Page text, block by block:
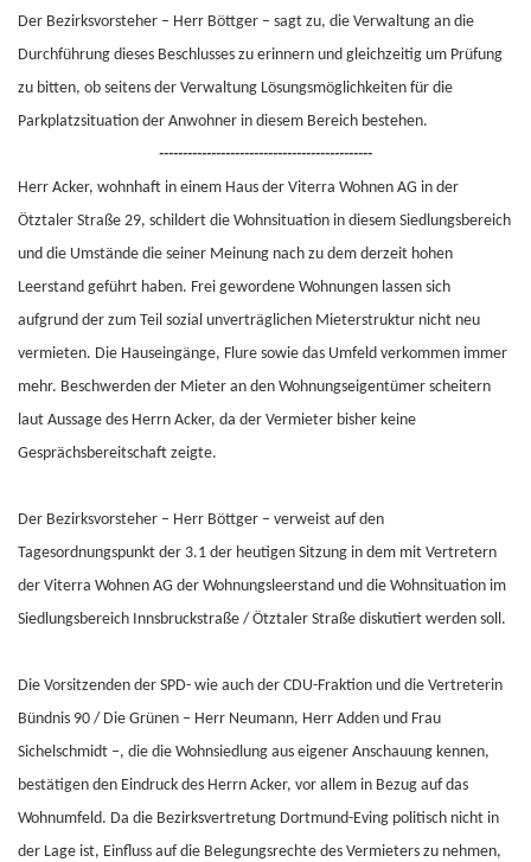
Der Bezirksvorsteher – Herr Böttger – sagt zu, die Verwaltung an die
Durchführung dieses Beschlusses zu erinnern und gleichzeitig um Prüfung
zu bitten, ob seitens der Verwaltung Lösungsmöglichkeiten für die
Parkplatzsituation der Anwohner in diesem Bereich bestehen.
---------------------------------------------
Herr Acker, wohnhaft in einem Haus der Viterra Wohnen AG in der
Ötztaler Straße 29, schildert die Wohnsituation in diesem Siedlungsbereich
und die Umstände die seiner Meinung nach zu dem derzeit hohen
Leerstand geführt haben. Frei gewordene Wohnungen lassen sich
aufgrund der zum Teil sozial unverträglichen Mieterstruktur nicht neu
vermieten. Die Hauseingänge, Flure sowie das Umfeld verkommen immer
mehr. Beschwerden der Mieter an den Wohnungseigentümer scheitern
laut Aussage des Herrn Acker, da der Vermieter bisher keine
Gesprächsbereitschaft zeigte.
Der Bezirksvorsteher – Herr Böttger – verweist auf den
Tagesordnungspunkt der 3.1 der heutigen Sitzung in dem mit Vertretern
der Viterra Wohnen AG der Wohnungsleerstand und die Wohnsituation im
Siedlungsbereich Innsbruckstraße / Ötztaler Straße diskutiert werden soll.
Die Vorsitzenden der SPD- wie auch der CDU-Fraktion und die Vertreterin
Bündnis 90 / Die Grünen – Herr Neumann, Herr Adden und Frau
Sichelschmidt –, die die Wohnsiedlung aus eigener Anschauung kennen,
bestätigen den Eindruck des Herrn Acker, vor allem in Bezug auf das
Wohnumfeld. Da die Bezirksvertretung Dortmund-Eving politisch nicht in
der Lage ist, Einfluss auf die Belegungsrechte des Vermieters zu nehmen,